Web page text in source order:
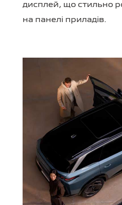
дисплей, що стильно
на панелі приладів.